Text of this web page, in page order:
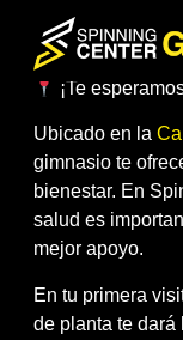
¡Te
Ubicado en la
gimnasio te
bienestar. En
salud es
mejor apoyo.
En tu primera
de planta te